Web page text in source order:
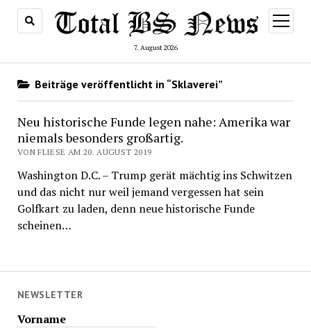
7. August 2026
Menü
öffnen
NEWSLETTER
Vorname
Beiträge veröffentlicht in “Sklaverei”
Neu historische Funde legen nahe: Amerika war
niemals besonders großartig.
VON FLIESE AM 20. AUGUST 2019
Washington D.C. – Trump gerät mächtig ins Schwitzen
und das nicht nur weil jemand vergessen hat sein
Golfkart zu laden, denn neue historische Funde
scheinen…